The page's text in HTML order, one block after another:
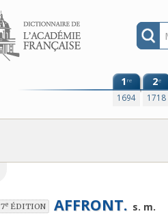
Aller au contenu
1re
1694
2e
1718
7e ÉDITION AFFRONT. s. m.